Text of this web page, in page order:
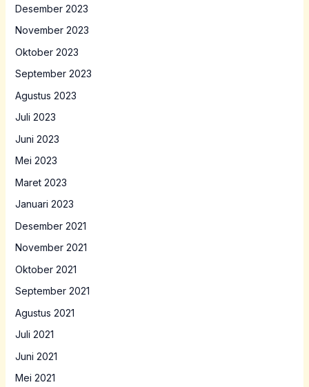
Desember 2023
November 2023
Oktober 2023
September 2023
Agustus 2023
Juli 2023
Juni 2023
Mei 2023
Maret 2023
Januari 2023
Desember 2021
November 2021
Oktober 2021
September 2021
Agustus 2021
Juli 2021
Juni 2021
Mei 2021